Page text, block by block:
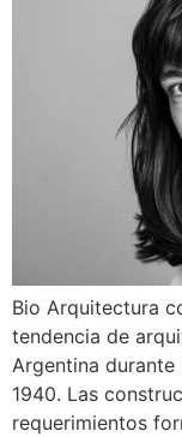
Bio Arquitectura
tendencia de
Argentina
1940. Las
requerimientos